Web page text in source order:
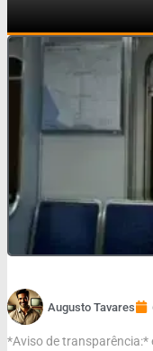
Augusto Tavares
*Aviso de transparência:*